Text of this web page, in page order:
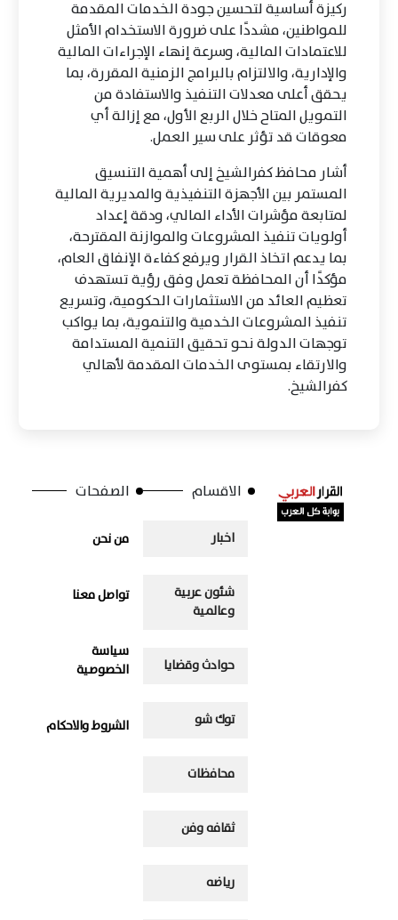
ركيزة أساسية لتحسين جودة الخدمات المقدمة
للمواطنين، مشددًا على ضرورة الاستخدام الأمثل
للاعتمادات المالية، وسرعة إنهاء الإجراءات المالية
والإدارية، والالتزام بالبرامج الزمنية المقررة، بما
يحقق أعلى معدلات التنفيذ والاستفادة من
التمويل المتاح خلال الربع الأول، مع إزالة أي
معوقات قد تؤثر على سير العمل.
أشار محافظ كفرالشيخ إلى أهمية التنسيق
المستمر بين الأجهزة التنفيذية والمديرية المالية
لمتابعة مؤشرات الأداء المالي، ودقة إعداد
أولويات تنفيذ المشروعات والموازنة المقترحة،
بما يدعم اتخاذ القرار ويرفع كفاءة الإنفاق العام،
مؤكدًا أن المحافظة تعمل وفق رؤية تستهدف
تعظيم العائد من الاستثمارات الحكومية، وتسريع
تنفيذ المشروعات الخدمية والتنموية، بما يواكب
توجهات الدولة نحو تحقيق التنمية المستدامة
والارتقاء بمستوى الخدمات المقدمة لأهالي
كفرالشيخ.
الاقسام
اخبار
شئون عربية
وعالمية
حوادث وقضايا
توك شو
محافظات
ثقافه وفن
رياضه
الصفحات
من نحن
تواصل معنا
سياسة
الخصوصية
الشروط والاحكام